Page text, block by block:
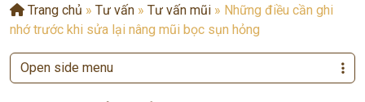
Trang chủ » Tư vấn » Tư vấn mũi » Những điều cần ghi
nhớ trước khi sửa lại nâng mũi bọc sụn hỏng
Open side menu